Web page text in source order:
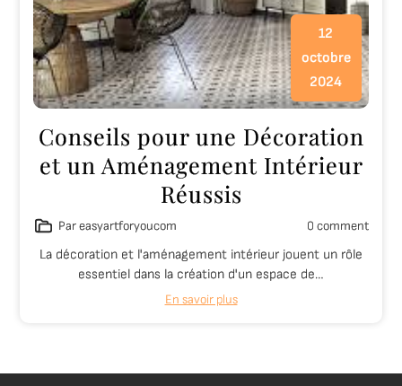
12
octobre
2024
Conseils pour une Décoration
et un Aménagement Intérieur
Réussis
Par easyartforyoucom 0 comment
La décoration et l'aménagement intérieur jouent un rôle
essentiel dans la création d'un espace de…
En savoir plus